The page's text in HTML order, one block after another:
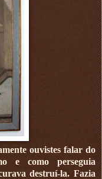
ouvistes falar do
e como perseguia
destruí-la. Fazia